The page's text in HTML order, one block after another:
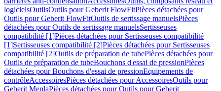
logicielsOutilsOutils pour Geberit FlowFitPièces détachées pour
Outils pour Geberit FlowFitOutils de sertissage manuelsPièces
détachées pour Outils de sertissage manuelsSertisseuses
compatibilité [1]Pièces détachées pour Sertisseuses compatibilité
[1]Sertisseuses compatibilité [2]Pièces détachées pour Sertisseuses
compatibilité [2]Outils de préparation de tubePièces détachées pour
Outils de préparation de tubeBouchons d'essai de pressionPièces
détachées pour Bouchons d'essai de pressionEquipements de
contrôleAccessoiresPièces détachées pour AccessoiresOutils pour
Geberit MeplaPièces détachées pour Outils pour Geberit